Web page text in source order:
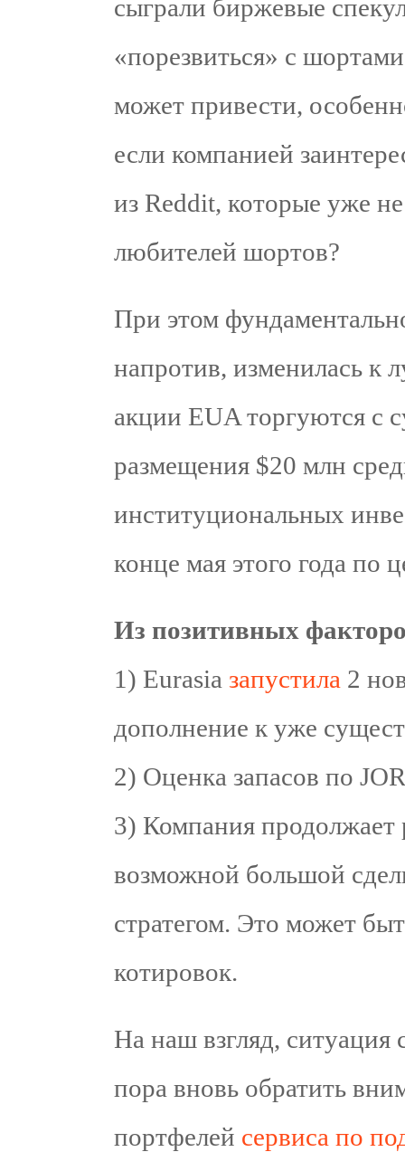
сыграли биржевые
«порезвиться» с
может привести,
если компанией
из Reddit, которые уже
любителей шортов?
При этом
напротив, изменилась к
акции EUA торгуются с
размещения $20 млн
институциональных
конце мая этого года по
Из позитивных
1) Eurasia запустила 2
дополнение к уже
2) Оценка запасов по
3) Компания продолжает
возможной большой
стратегом. Это может
котировок.
На наш взгляд, ситуация
пора вновь обратить
портфелей сервиса по